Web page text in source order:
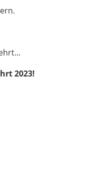
2023!